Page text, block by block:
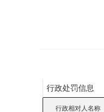
行政处罚信息
行政相对人名称